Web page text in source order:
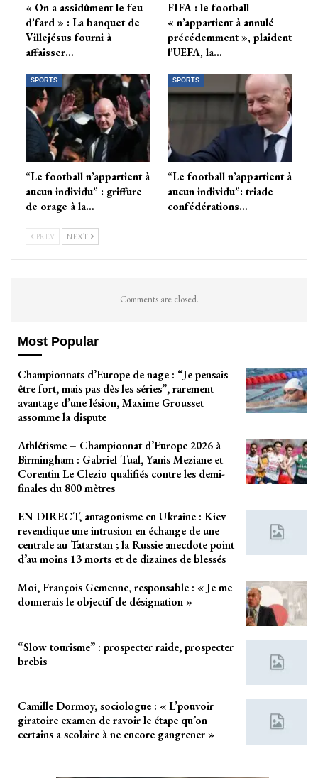
« On a assidûment le feu
d’fard » : La banquet de
Villejésus fourni à
affaisser…
FIFA : le football
« n’appartient à annulé
précédemment », plaident
l’UEFA, la…
SPORTS
“Le football n’appartient à
aucun individu” : griffure
de orage à la…
SPORTS
“Le football n’appartient à
aucun individu”: triade
confédérations…
PREV NEXT
Comments are closed.
Most Popular
Championnats d’Europe de nage : “Je pensais
être fort, mais pas dès les séries”, rarement
avantage d’une lésion, Maxime Grousset
assomme la dispute
Athlétisme – Championnat d’Europe 2026 à
Birmingham : Gabriel Tual, Yanis Meziane et
Corentin Le Clezio qualifiés contre les demi-
finales du 800 mètres
EN DIRECT, antagonisme en Ukraine : Kiev
revendique une intrusion en échange de une
centrale au Tatarstan ; la Russie anecdote point
d’au moins 13 morts et de dizaines de blessés
Moi, François Gemenne, responsable : « Je me
donnerais le objectif de désignation »
“Slow tourisme” : prospecter raide, prospecter
brebis
Camille Dormoy, sociologue : « L’pouvoir
giratoire examen de ravoir le étape qu’on
certains a scolaire à ne encore gangrener »